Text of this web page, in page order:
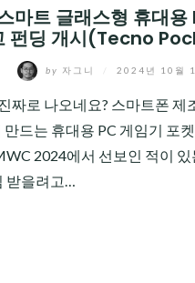
마트 글래스형 휴대용
펀딩 개시(Tecno
by 자그니 2024년 10월
짜로 나오네요? 스마트폰 제
만드는 휴대용 PC 게임기 포
2024에서 선보인 적이
받을려고…